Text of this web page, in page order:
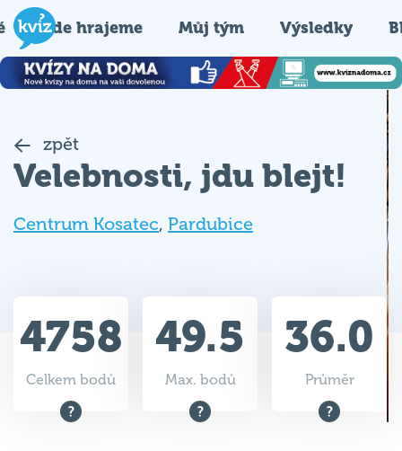
Kde hrajeme Můj tým Výsledky
zpět
Velebnosti, jdu blejt!
Centrum Kosatec, Pardubice
4758
Celkem bodů
49.5
Max. bodů
36.0
Průměr